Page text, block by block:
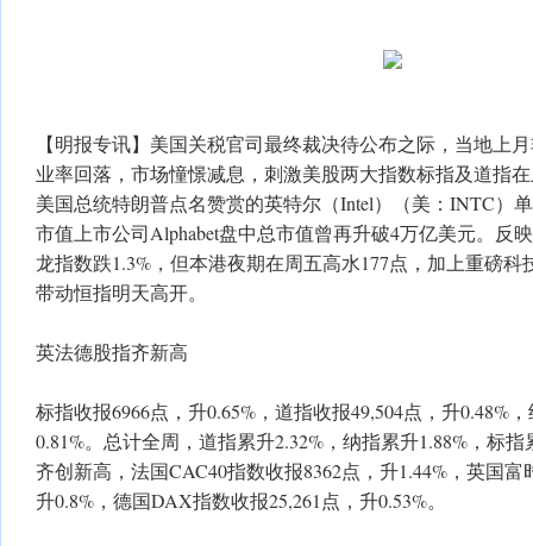
【明报专讯】美国关税官司最终裁决待公布之际，当地上
业率回落，市场憧憬减息，刺激美股两大指数标指及道指
美国总统特朗普点名赞赏的英特尔（Intel）（美：INTC）
市值上市公司Alphabet盘中总市值曾再升破4万亿美元。反
龙指数跌1.3%，但本港夜期在周五高水177点，加上重磅
带动恒指明天高开。
英法德股指齐新高
标指收报6966点，升0.65%，道指收报49,504点，升0.48%
0.81%。总计全周，道指累升2.32%，纳指累升1.88%，标
齐创新高，法国CAC40指数收报8362点，升1.44%，英国富
升0.8%，德国DAX指数收报25,261点，升0.53%。